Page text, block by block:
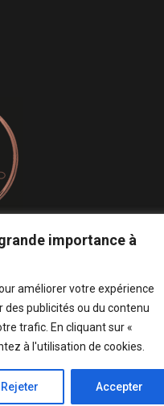
importance à
améliorer votre expérience
des publicités ou du contenu
trafic. En cliquant sur «
à l'utilisation de cookies.
Rejeter Accepter
est un art.
votre signature ! ♡